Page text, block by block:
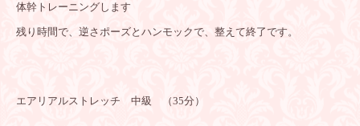
体幹トレーニングします
残り時間で、逆さポーズとハンモックで、 整えて終了です。
エアリアルストレッチ 中級 （35分）